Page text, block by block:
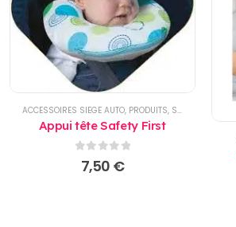
ACCESSOIRES SIEGE AUTO, PRODUITS, SIEGE AUTO
Appui tête Safety First
0sur 5
7,50 €